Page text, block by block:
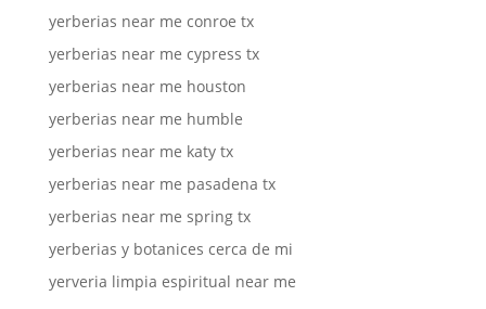
yerberias near me conroe tx
yerberias near me cypress tx
yerberias near me houston
yerberias near me humble
yerberias near me katy tx
yerberias near me pasadena tx
yerberias near me spring tx
yerberias y botanices cerca de mi
yerveria limpia espiritual near me